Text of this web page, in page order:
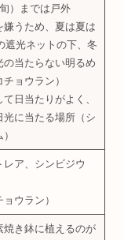
）までは戸外
嫌うため、夏は夏は
遮光ネットの下、冬
の当たらない明るめ
ョウラン）
日当たりがよく、
光に当たる場所（シ
レア、シンビジウ
ウラン）
焼き鉢に植えるのが